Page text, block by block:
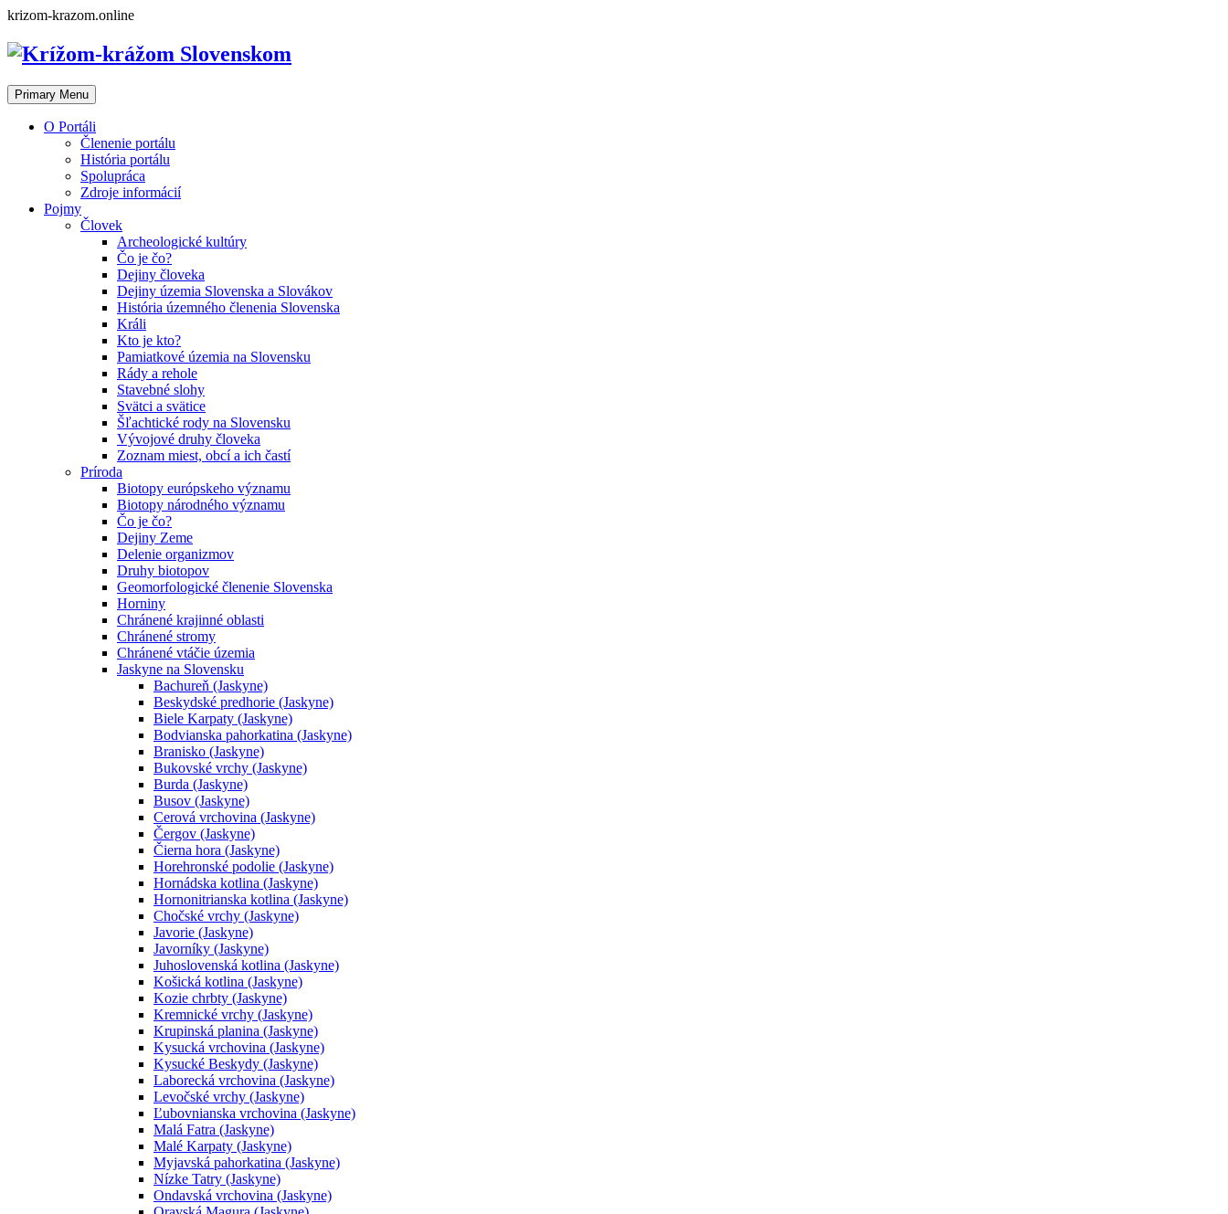
Skip
content
krizom-krazom.online
Primary Menu
O Portáli
Členenie portálu
História portálu
Spolupráca
Zdroje informácií
Pojmy
Človek
Archeologické kultúry
Čo je čo?
Dejiny človeka
Dejiny územia Slovenska a Slovákov
História územného členenia Slovenska
Králi
Kto je kto?
Pamiatkové územia na Slovensku
Rády a rehole
Stavebné slohy
Svätci a svätice
Šľachtické rody na Slovensku
Vývojové druhy človeka
Zoznam miest, obcí a ich častí
Príroda
Biotopy európskeho významu
Biotopy národného významu
Čo je čo?
Dejiny Zeme
Delenie organizmov
Druhy biotopov
Geomorfologické členenie Slovenska
Horniny
Chránené krajinné oblasti
Chránené stromy
Chránené vtáčie územia
Jaskyne na Slovensku
Bachureň (Jaskyne)
Beskydské predhorie (Jaskyne)
Biele Karpaty (Jaskyne)
Bodvianska pahorkatina (Jaskyne)
Branisko (Jaskyne)
Bukovské vrchy (Jaskyne)
Burda (Jaskyne)
Busov (Jaskyne)
Cerová vrchovina (Jaskyne)
Čergov (Jaskyne)
Čierna hora (Jaskyne)
Horehronské podolie (Jaskyne)
Hornádska kotlina (Jaskyne)
Hornonitrianska kotlina (Jaskyne)
Chočské vrchy (Jaskyne)
Javorie (Jaskyne)
Javorníky (Jaskyne)
Juhoslovenská kotlina (Jaskyne)
Košická kotlina (Jaskyne)
Kozie chrbty (Jaskyne)
Kremnické vrchy (Jaskyne)
Krupinská planina (Jaskyne)
Kysucká vrchovina (Jaskyne)
Kysucké Beskydy (Jaskyne)
Laborecká vrchovina (Jaskyne)
Levočské vrchy (Jaskyne)
Ľubovnianska vrchovina (Jaskyne)
Malá Fatra (Jaskyne)
Malé Karpaty (Jaskyne)
Myjavská pahorkatina (Jaskyne)
Nízke Tatry (Jaskyne)
Ondavská vrchovina (Jaskyne)